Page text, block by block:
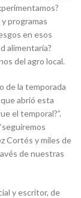
programas
en esos
alimentaria?
del agro local.
de la temporada
abrió esta
el temporal?”.
Cortés y miles de
de nuestras
y escritor, de